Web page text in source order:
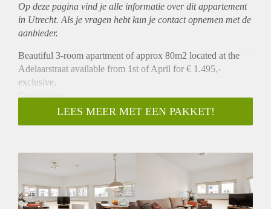
Op deze pagina vind je alle informatie over ditappartement
in Utrecht. Als je vragen hebt kun je contact opnemen met de
aanbieder.
Beautiful 3-room apartment of approx 80m2 located at the
Adelaarstraat available from 1st of April for € 1.495,-
exclusive.
Description
This apartment is located on the ground floor and lower
ground floor. It is a 2-bedroom apartment with 1 bedroom
request. The apartment is completely renovated and has a
completely new and modern interior and fully equipped
living room, kitchen and dining area and the bathroom, a
separate toilet and laundry room can be found on the ground
LEES MEER MET EEN PAKKET!